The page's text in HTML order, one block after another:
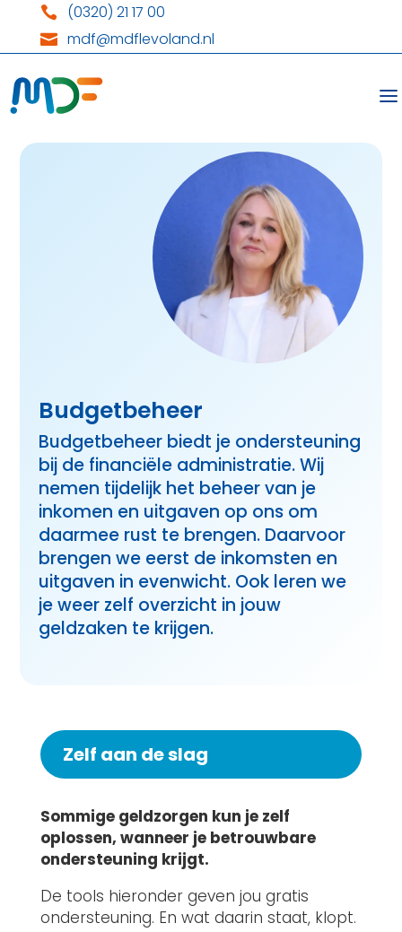
 (0320) 21 17 00
 mdf@mdflevoland.nl
Budgetbeheer
Budgetbeheer biedt je ondersteuning
bij de financiële administratie. Wij
nemen tijdelijk het beheer van je
inkomen en uitgaven op ons om
daarmee rust te brengen. Daarvoor
brengen we eerst de inkomsten en
uitgaven in evenwicht. Ook leren we
je weer zelf overzicht in jouw
geldzaken te krijgen.
Zelf aan de slag
Sommige geldzorgen kun je zelf
oplossen, wanneer je betrouwbare
ondersteuning krijgt.
De tools hieronder geven jou gratis
ondersteuning. En wat daarin staat, klopt.